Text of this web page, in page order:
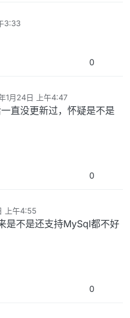
3:33
0
1月24日 上午4:47
直没更新过，怀疑是不是
0
上午4:55
是不是还支持MySql都不好
0